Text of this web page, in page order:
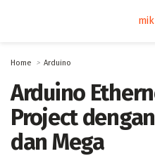
Home Arduino
Arduino
Project
dan Mega